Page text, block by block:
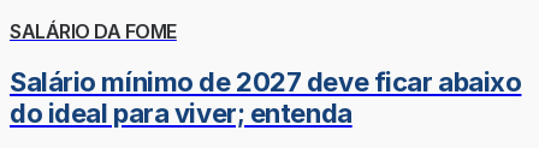
SALÁRIO DA FOME
Salário mínimo de 2027 deve ficar abaixo
do ideal para viver; entenda